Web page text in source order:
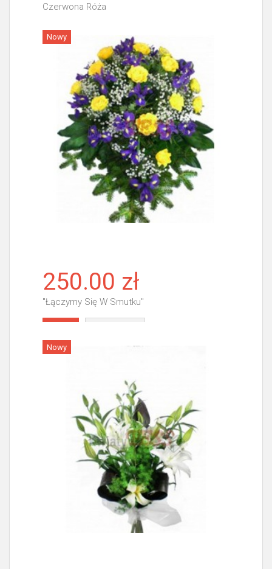
Czerwona Róża
Więcej
Nowy
250.00 zł
"Łączymy Się W Smutku"
Nowy